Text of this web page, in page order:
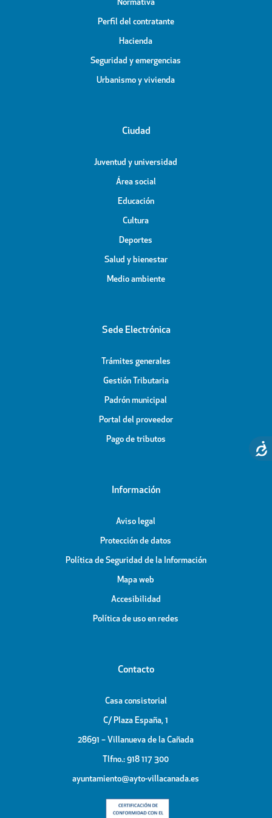
Normativa
Perfil del contratante
Hacienda
Seguridad y emergencias
Urbanismo y vivienda
Ciudad
Juventud y universidad
Área social
Educación
Cultura
Deportes
Salud y bienestar
Medio ambiente
Sede Electrónica
Trámites generales
Gestión Tributaria
Padrón municipal
Portal del proveedor
Pago de tributos
Información
Aviso legal
Protección de datos
Política de Seguridad de la Información
Mapa web
Accesibilidad
Política de uso en redes
Contacto
Casa consistorial
C/ Plaza España, 1
28691 – Villanueva de la Cañada
Tlfno.: 918 117 300
ayuntamiento@ayto-villacanada.es